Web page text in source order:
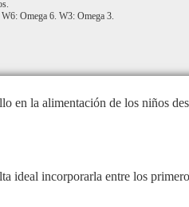
Omega 6. W3: Omega 3.
en la alimentación de los niños
ideal incorporarla entre los